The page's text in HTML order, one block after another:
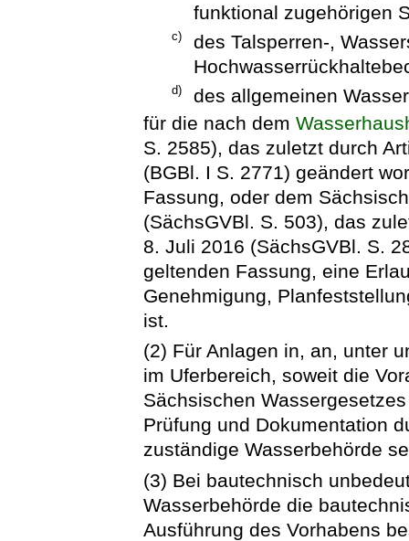
funktional zugehörigen
c)
des Talsperren-,
d)
des allgemeinen
für die nach dem
S. 2585), das zuletzt durch
(BGBl. I S. 2771) geändert
Fassung, oder dem
(SächsGVBl. S. 503), das
8. Juli 2016 (SächsGVBl. S.
geltenden Fassung, eine
Genehmigung,
ist.
(2) Für Anlagen in, an, unter
im Uferbereich, soweit die
Sächsischen
Prüfung und Dokumentation
zuständige Wasserbehörde
(3) Bei bautechnisch
Wasserbehörde die
Ausführung des Vorhabens